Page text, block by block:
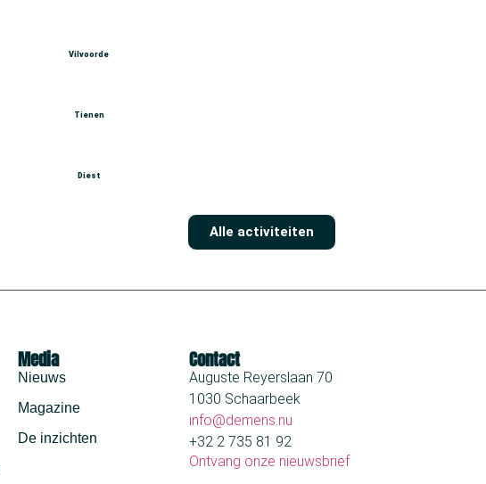
Vilvoorde
Tienen
Diest
Alle activiteiten
Media
Nieuws
Magazine
De inzichten
Contact
Auguste Reyerslaan 70
1030 Schaarbeek
info@demens.nu
+32 2 735 81 92
Ontvang onze nieuwsbrief